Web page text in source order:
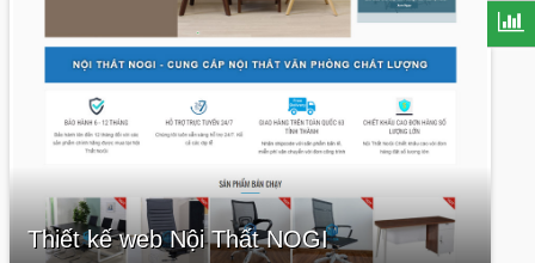
Thiết kế web Nội Thất NOGI